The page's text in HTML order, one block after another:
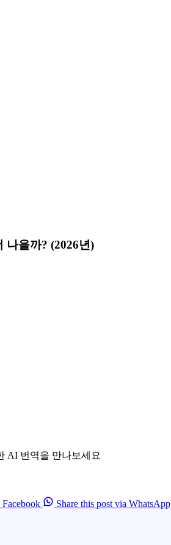
나을까? (2026년)
AI 번역을 만나보세요
Facebook Share this post via WhatsApp